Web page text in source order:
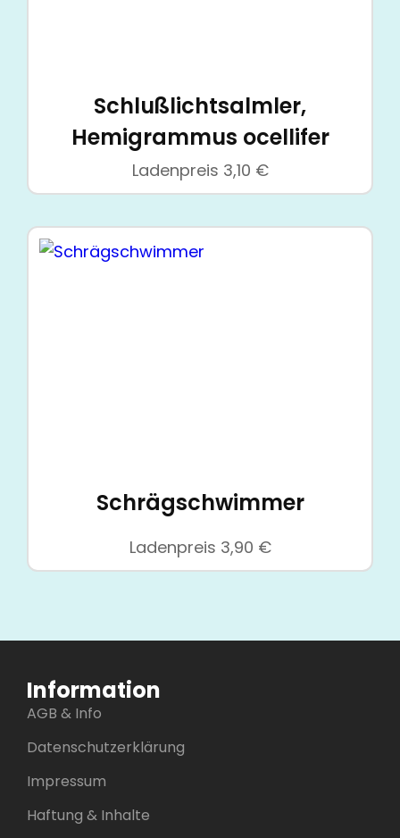
Schlußlichtsalmler,
Hemigrammus ocellifer
Ladenpreis 3,10 €
Schrägschwimmer
Ladenpreis 3,90 €
Information
AGB & Info
Datenschutzerklärung
Impressum
Haftung & Inhalte